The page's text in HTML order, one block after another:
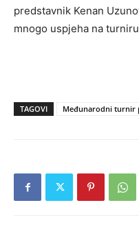
predstavnik Kenan
mnogo uspjeha na
TAGOVI Međunarodni turnir